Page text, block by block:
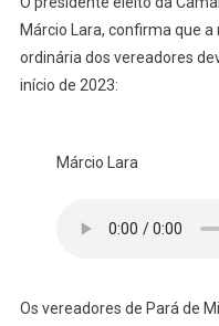
Márcio Lara, confirma que
ordinária dos vereadores
início de 2023:
Márcio Lara
Os vereadores de Pará de